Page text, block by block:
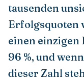
tausenden
Erfolgsquoten
einen einzigen
96 %, und
dieser Zahl